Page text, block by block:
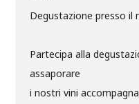
Degustazione presso il
Partecipa alla
assaporare
i nostri vini